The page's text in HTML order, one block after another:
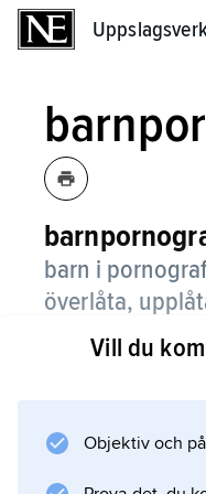
barn i
överlåta,
annat sätt
någon annan,
kontakt mellan
Brottet, som
Vill du
Objektiv och